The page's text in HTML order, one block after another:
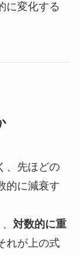
に変化する
、先ほどの
的に減衰す
対数的に重
れが上の式